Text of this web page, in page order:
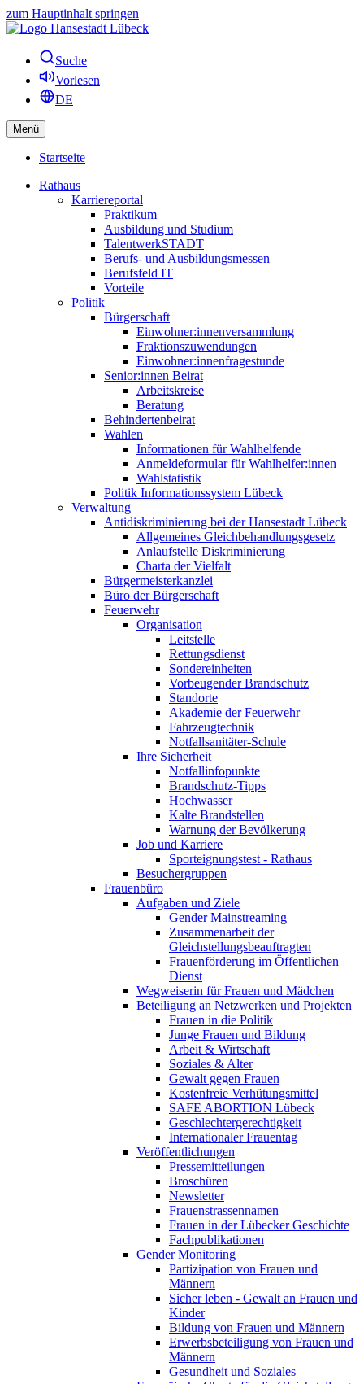
zum Hauptinhalt springen
Suche
Vorlesen
DE
Menü
Startseite
Rathaus
Karriereportal
Praktikum
Ausbildung und Studium
TalentwerkSTADT
Berufs- und Ausbildungsmessen
Berufsfeld IT
Vorteile
Politik
Bürgerschaft
Einwohner:innenversammlung
Fraktionszuwendungen
Einwohner:innenfragestunde
Senior:innen Beirat
Arbeitskreise
Beratung
Behindertenbeirat
Wahlen
Informationen für Wahlhelfende
Anmeldeformular für Wahlhelfer:innen
Wahlstatistik
Politik Informationssystem Lübeck
Verwaltung
Antidiskriminierung bei der Hansestadt Lübeck
Allgemeines Gleichbehandlungsgesetz
Anlaufstelle Diskriminierung
Charta der Vielfalt
Bürgermeisterkanzlei
Büro der Bürgerschaft
Feuerwehr
Organisation
Leitstelle
Rettungsdienst
Sondereinheiten
Vorbeugender Brandschutz
Standorte
Akademie der Feuerwehr
Fahrzeugtechnik
Notfallsanitäter-Schule
Ihre Sicherheit
Notfallinfopunkte
Brandschutz-Tipps
Hochwasser
Kalte Brandstellen
Warnung der Bevölkerung
Job und Karriere
Sporteignungstest - Rathaus
Besuchergruppen
Frauenbüro
Aufgaben und Ziele
Gender Mainstreaming
Zusammenarbeit der
Gleichstellungsbeauftragten
Frauenförderung im Öffentlichen
Dienst
Wegweiserin für Frauen und Mädchen
Beteiligung an Netzwerken und Projekten
Frauen in die Politik
Junge Frauen und Bildung
Arbeit & Wirtschaft
Soziales & Alter
Gewalt gegen Frauen
Kostenfreie Verhütungsmittel
SAFE ABORTION Lübeck
Geschlechtergerechtigkeit
Internationaler Frauentag
Veröffentlichungen
Pressemitteilungen
Broschüren
Newsletter
Frauenstrassennamen
Frauen in der Lübecker Geschichte
Fachpublikationen
Gender Monitoring
Partizipation von Frauen und
Männern
Sicher leben - Gewalt an Frauen und
Kinder
Bildung von Frauen und Männern
Erwerbsbeteiligung von Frauen und
Männern
Gesundheit und Soziales